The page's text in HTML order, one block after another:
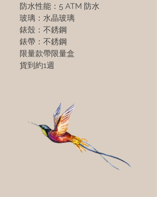
防水性能：5 ATM 防水
玻璃：水晶玻璃
錶殼：不銹鋼
錶帶：不銹鋼
限量款帶限量盒
貨到約1週